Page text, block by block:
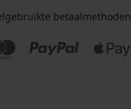
betaalmethoden